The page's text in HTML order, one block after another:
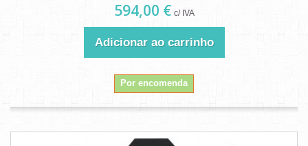
594,00 € c/ IVA
Adicionar ao carrinho
Por encomenda